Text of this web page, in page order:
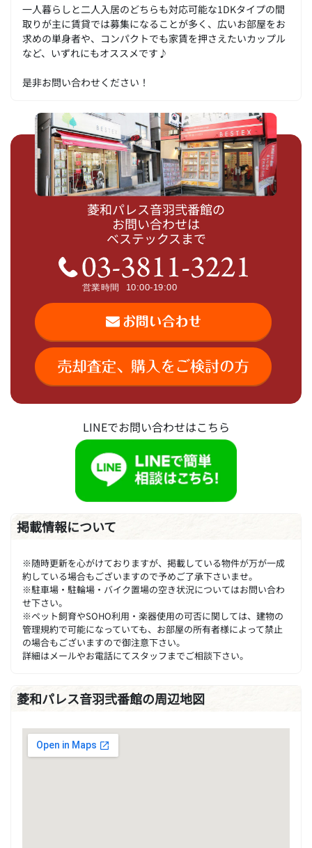
一人暮らしと二人入居のどちらも対応可能な1DKタイプの間
取りが主に賃貸では募集になることが多く、広いお部屋をお
求めの単身者や、コンパクトでも家賃を押さえたいカップル
など、いずれにもオススメです♪
是非お問い合わせください！
菱和パレス音羽弐番館の
お問い合わせは
ベステックスまで
LINEでお問い合わせはこちら
掲載情報について
※随時更新を心がけておりますが、掲載している物件が万が一成
約している場合もございますので予めご了承下さいませ。
※駐車場・駐輪場・バイク置場の空き状況についてはお問い合わ
せ下さい。
※ペット飼育やSOHO利用・楽器使用の可否に関しては、建物の
管理規約で可能になっていても、お部屋の所有者様によって禁止
の場合もございますので御注意下さい。
詳細はメールやお電話にてスタッフまでご相談下さい。
菱和パレス音羽弐番館の周辺地図